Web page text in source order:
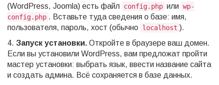
(WordPress, Joomla) есть файл config.php или wp-
config.php . Вставьте туда сведения о базе: имя,
пользователя, пароль, хост (обычно localhost ).
4. Запуск установки. Откройте в браузере ваш домен.
Если вы установили WordPress, вам предложат пройти
мастер установки: выбрать язык, ввести название сайта
и создать админа. Всё сохраняется в базе данных.